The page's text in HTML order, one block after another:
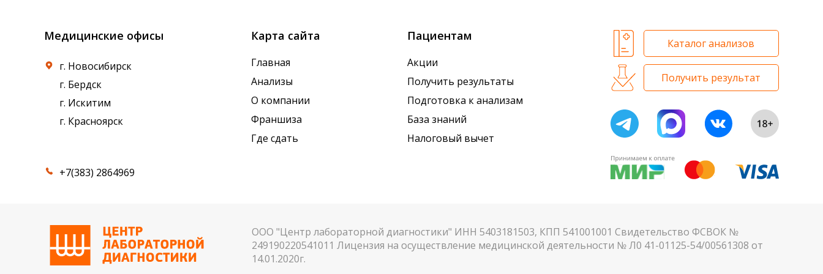
Медицинские офисы
г. Новосибирск
г. Бердск
г. Искитим
г. Красноярск
+7(383) 2864969
Карта сайта
Главная
Анализы
О компании
Франшиза
Где сдать
Пациентам
Акции
Получить результаты
Подготовка к анализам
База знаний
Налоговый вычет
Каталог анализов
Получить результат
ООО "Центр лабораторной диагностики" ИНН 5403181503, КПП 541001001 Свидетельство ФСВОК №
249190220541011 Лицензия на осуществление медицинской деятельности № Л0 41-01125-54/00561308 от
14.01.2020г.